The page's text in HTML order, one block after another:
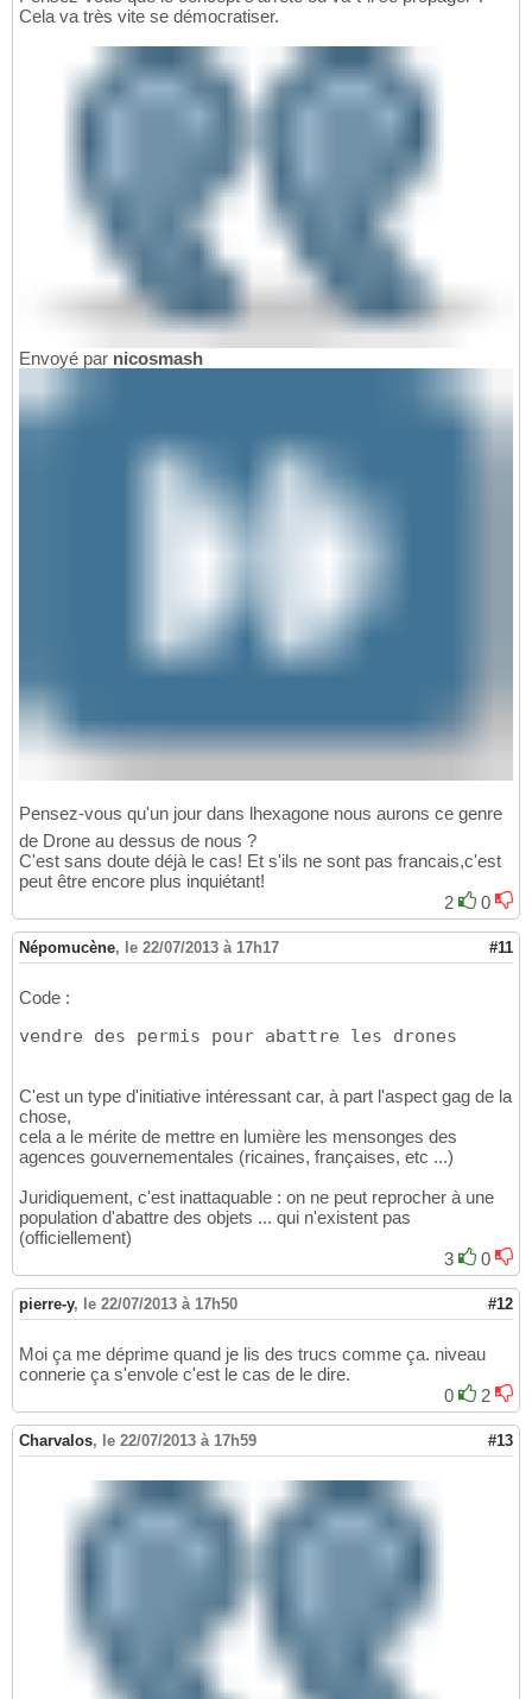
Cela va très vite se démocratiser.
Envoyé par nicosmash
Pensez-vous qu'un jour dans lhexagone nous aurons ce genre
de Drone au dessus de nous ?
C'est sans doute déjà le cas! Et s'ils ne sont pas francais,c'est
peut être encore plus inquiétant!
2
0
Népomucène, le 22/07/2013 à 17h17 #11
Code :
vendre des permis pour abattre les drones
C'est un type d'initiative intéressant car, à part l'aspect gag de la
chose,
cela a le mérite de mettre en lumière les mensonges des
agences gouvernementales (ricaines, françaises, etc ...)
Juridiquement, c'est inattaquable : on ne peut reprocher à une
population d'abattre des objets ... qui n'existent pas
(officiellement)
3
0
pierre-y, le 22/07/2013 à 17h50 #12
Moi ça me déprime quand je lis des trucs comme ça. niveau
connerie ça s'envole c'est le cas de le dire.
0
2
Charvalos, le 22/07/2013 à 17h59 #13